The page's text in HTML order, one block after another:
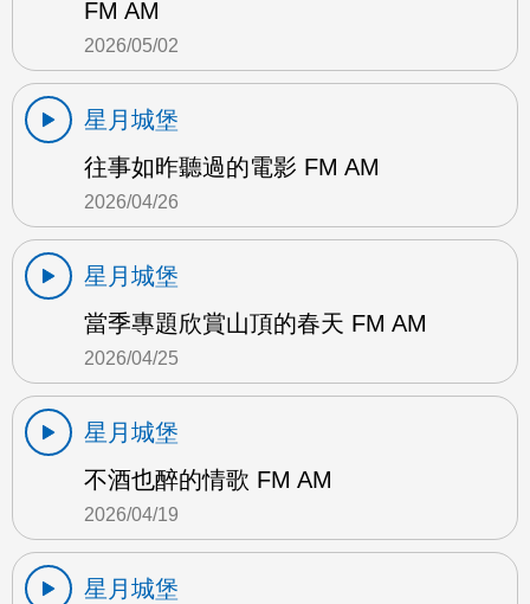
FM AM
2026/05/02
星月城堡
往事如昨聽過的電影 FM AM
2026/04/26
星月城堡
當季專題欣賞山頂的春天 FM AM
2026/04/25
星月城堡
不酒也醉的情歌 FM AM
2026/04/19
星月城堡